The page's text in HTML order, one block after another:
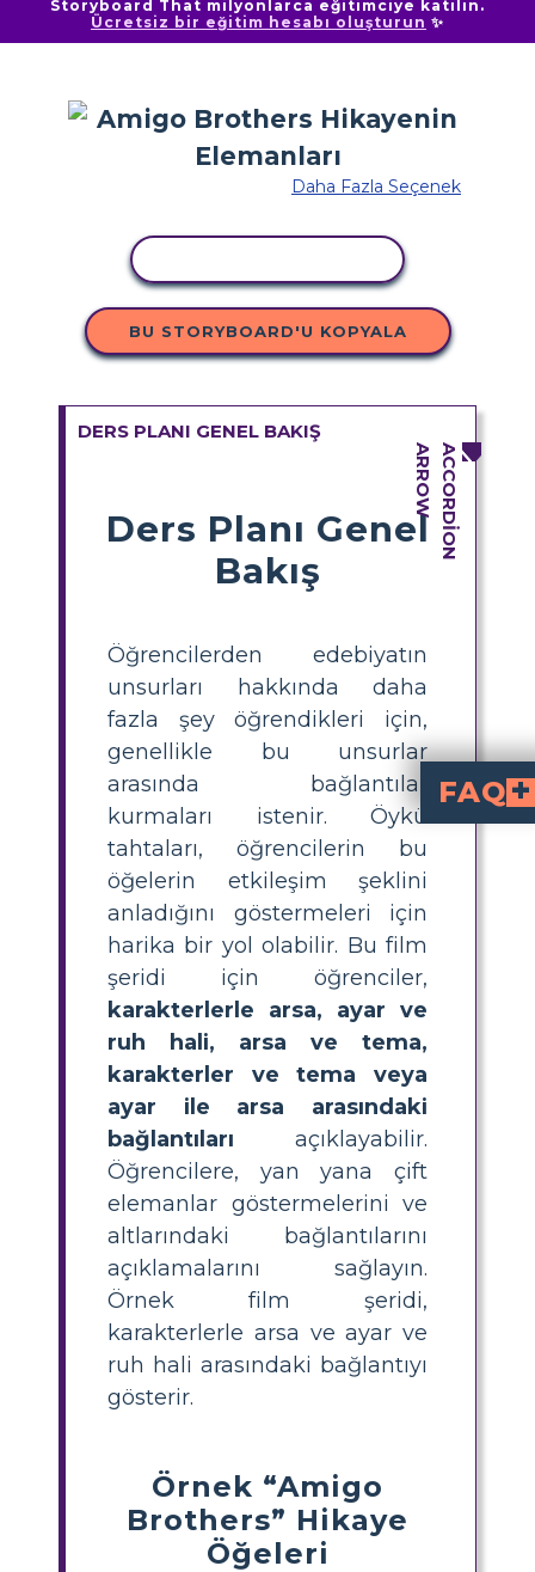
Storyboard That milyonlarca eğitimciye katılın.
Ücretsiz bir eğitim hesabı oluşturun ✨
Daha Fazla Seçenek
BU STORYBOARD'U KOPYALA
DERS PLANI GENEL BAKIŞ
Ders Planı Genel
Bakış
Öğrencilerden edebiyatın
unsurları hakkında daha
fazla şey öğrendikleri için,
genellikle bu unsurlar
arasında bağlantılar
kurmaları istenir. Öykü
tahtaları, öğrencilerin bu
öğelerin etkileşim şeklini
anladığını göstermeleri için
harika bir yol olabilir. Bu film
şeridi için öğrenciler,
karakterlerle arsa, ayar ve
ruh hali, arsa ve tema,
karakterler ve tema veya
ayar ile arsa arasındaki
bağlantıları açıklayabilir.
Öğrencilere, yan yana çift
elemanlar göstermelerini ve
altlarındaki bağlantılarını
açıklamalarını sağlayın.
Örnek film şeridi,
karakterlerle arsa ve ayar ve
ruh hali arasındaki bağlantıyı
gösterir.
Örnek “Amigo
Brothers” Hikaye
Öğeleri
FAQ